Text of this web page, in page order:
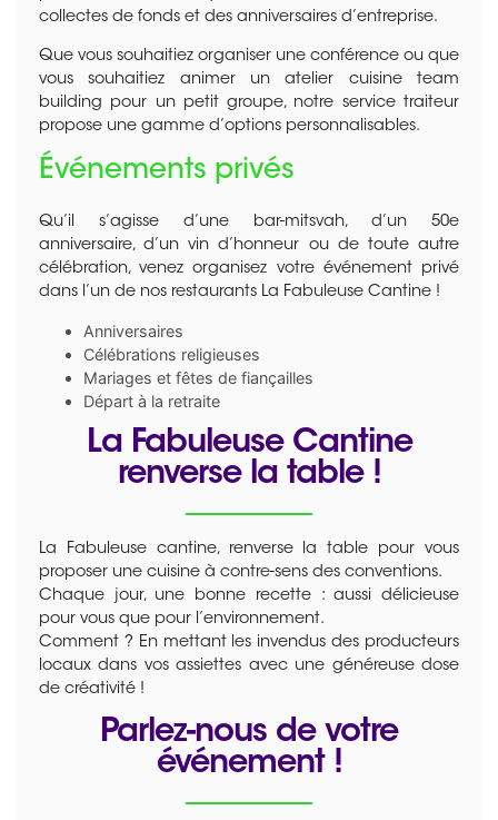
collectes de fonds et des anniversaires d’entreprise.
Que vous souhaitiez organiser une conférence ou que
vous souhaitiez animer un atelier cuisine team
building pour un petit groupe, notre service traiteur
propose une gamme d’options personnalisables.
Événements privés
Qu’il s’agisse d’une bar-mitsvah, d’un 50e
anniversaire, d’un vin d’honneur ou de toute autre
célébration, venez organisez votre événement privé
dans l’un de nos restaurants La Fabuleuse Cantine !
Anniversaires
Célébrations religieuses
Mariages et fêtes de fiançailles
Départ à la retraite
La Fabuleuse Cantine
renverse la table !
La Fabuleuse cantine, renverse la table pour vous
proposer une cuisine à contre-sens des conventions.
Chaque jour, une bonne recette : aussi délicieuse
pour vous que pour l’environnement.
Comment ? En mettant les invendus des producteurs
locaux dans vos assiettes avec une généreuse dose
de créativité !
Parlez-nous de votre
événement !